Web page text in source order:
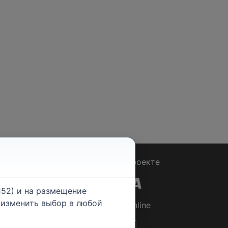
О проекте
© 2026Rabotniki.online
и на размещение
выбор в любой